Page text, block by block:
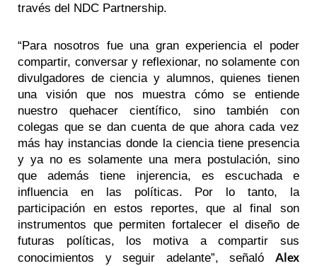
través del NDC Partnership.
“Para nosotros fue una gran experiencia el poder
compartir, conversar y reflexionar, no solamente con
divulgadores de ciencia y alumnos, quienes tienen
una visión que nos muestra cómo se entiende
nuestro quehacer científico, sino también con
colegas que se dan cuenta de que ahora cada vez
más hay instancias donde la ciencia tiene presencia
y ya no es solamente una mera postulación, sino
que además tiene injerencia, es escuchada e
influencia en las políticas. Por lo tanto, la
participación en estos reportes, que al final son
instrumentos que permiten fortalecer el diseño de
futuras políticas, los motiva a compartir sus
conocimientos y seguir adelante”, señaló Alex